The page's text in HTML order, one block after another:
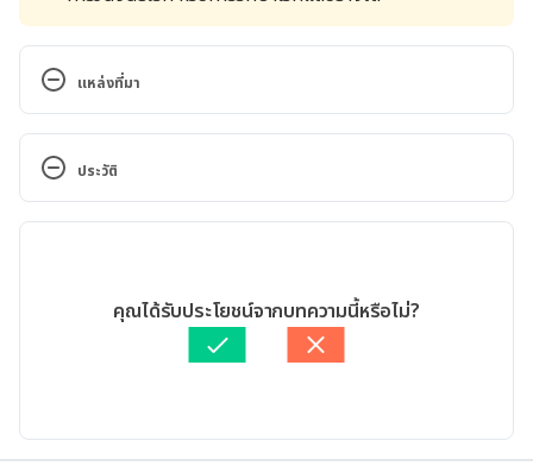
แหล่งที่มา
TEA TREE OIL http://www.webmd.com/vitamins-
supplements/ingredientmono-113-
tea%20tree%20oil.aspx?
https://www.organicfacts.net/health-
benefits/essential-oils/health-benefits-of-tea-
tree-essential-oil.html Accessed July 6, 2017
https://www.healthline.com/nutrition/tea-tree-oil
ประวัติ
เขียนโดย ธีรวิทย์ บุญราศรี
ตรวจสอบความถูกต้องของข้อมูลโดยทีม Hello คุณหมอ
Nattrakamol Chotevichean
คุณได้รับประโยชน์จากบทความนี้หรือไม่?